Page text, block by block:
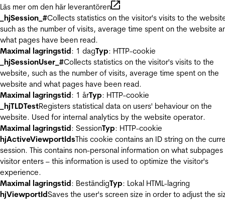
Läs mer om den här leverantören
_hjSession_#Collects statistics on the visitor's visits to the
such as the number of visits, average time spent on the website
what pages have been read.
Maximal lagringstid: 1 dagTyp: HTTP-cookie
_hjSessionUser_#Collects statistics on the visitor's visits to the
website, such as the number of visits, average time spent on the
website and what pages have been read.
Maximal lagringstid: 1 årTyp: HTTP-cookie
_hjTLDTestRegisters statistical data on users' behaviour on the
website. Used for internal analytics by the website operator.
Maximal lagringstid: SessionTyp: HTTP-cookie
hjActiveViewportIdsThis cookie contains an ID string on the
session. This contains non-personal information on what
visitor enters – this information is used to optimize the visitor's
experience.
Maximal lagringstid: BeständigTyp: Lokal HTML-lagring
hjViewportIdSaves the user's screen size in order to adjust the